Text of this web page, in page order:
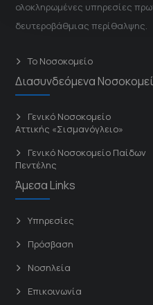
ολοκληρωμένες υπηρεσίες
δευτεροβάθμιας περίθαλψης.
Το Νοσοκομείο
Διασυνδεόμενα
Γενικό Νοσοκομείο
Αττικής «Σισμανόγλειο»
Γενικό Νοσοκομείο Παίδων
Πεντέλης
Άμεσα Links
Υπηρεσίες
Πρόσβαση
Νοσηλεία
Επικοινωνία